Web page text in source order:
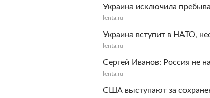
Украина исключила
lenta.ru
Украина вступит в НАТО,
lenta.ru
Сергей Иванов: Россия не
lenta.ru
США выступают за